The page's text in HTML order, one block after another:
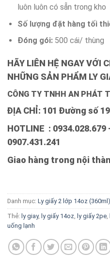
luôn luôn có sẵn trong kho
Số lượng đặt hàng tối
Đóng gói:500 cái/ thùng
HÃY LIÊN HỆ NGAY VỚI
NHỮNG SẢN PHẨM LY
CÔNG TY TNHH AN PHÁT
ĐỊA CHỈ: 101 Đường số
HOTLINE : 0934.028.679
0907.431.241
Giao hàng trong nội
Danh mục: Ly giấy 2 lớp 14oz (360ml)
Thẻ: ly giay, ly giấy 14oz ly giấy 2pe
uống lạnh